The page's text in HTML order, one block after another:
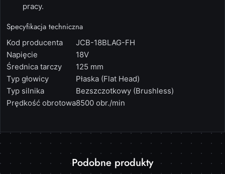
pracy.
Specyfikacja techniczna
Kod producenta
JCB-18BLAG-FH
Napięcie
18V
Średnica tarczy
125 mm
Typ głowicy
Płaska (Flat Head)
Typ silnika
Bezszczotkowy (Brushless)
Prędkość obrotowa8500 obr./min
Pomiń karuzelę produktów
Produkty
Podobne produkty